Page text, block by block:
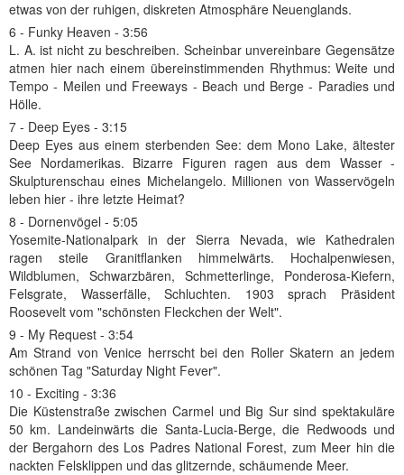
etwas von der ruhigen, diskreten Atmosphäre Neuenglands.
6 - Funky Heaven - 3:56
L. A. ist nicht zu beschreiben. Scheinbar unvereinbare Gegensätze
atmen hier nach einem übereinstimmenden Rhythmus: Weite und
Tempo - Meilen und Freeways - Beach und Berge - Paradies und
Hölle.
7 - Deep Eyes - 3:15
Deep Eyes aus einem sterbenden See: dem Mono Lake, ältester
See Nordamerikas. Bizarre Figuren ragen aus dem Wasser -
Skulpturenschau eines Michelangelo. Millionen von Wasservögeln
leben hier - ihre letzte Heimat?
8 - Dornenvögel - 5:05
Yosemite-Nationalpark in der Sierra Nevada, wie Kathedralen
ragen steile Granitflanken himmelwärts. Hochalpenwiesen,
Wildblumen, Schwarzbären, Schmetterlinge, Ponderosa-Kiefern,
Felsgrate, Wasserfälle, Schluchten. 1903 sprach Präsident
Roosevelt vom "schönsten Fleckchen der Welt".
9 - My Request - 3:54
Am Strand von Venice herrscht bei den Roller Skatern an jedem
schönen Tag "Saturday Night Fever".
10 - Exciting - 3:36
Die Küstenstraße zwischen Carmel und Big Sur sind spektakuläre
50 km. Landeinwärts die Santa-Lucia-Berge, die Redwoods und
der Bergahorn des Los Padres National Forest, zum Meer hin die
nackten Felsklippen und das glitzernde, schäumende Meer.